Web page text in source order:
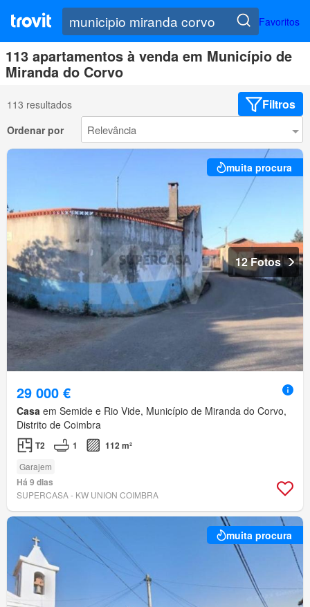
Favoritos
113 apartamentos à venda em Município de
Miranda do Corvo
113 resultados Filtros
Ordenar por
muita procura
12 Fotos
29 000 €
Casa em Semide e Rio Vide, Município de Miranda do Corvo,
Distrito de Coimbra
T2 1 112 m²
Garajem
Há 9 dias
SUPERCASA - KW UNION COIMBRA
muita procura